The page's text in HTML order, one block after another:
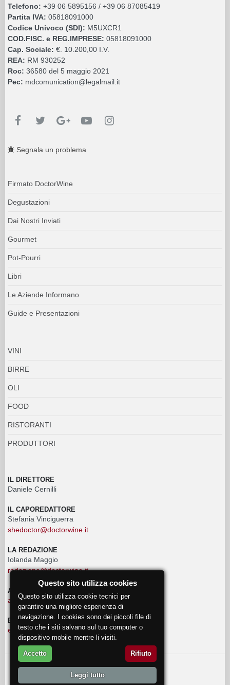
Telefono: +39 06 5895156 / +39 06 87085419
Partita IVA: 05818091000
Codice Univoco (SDI): M5UXCR1
COD.FISC. e REG.IMPRESE: 05818091000
Cap. Sociale: €. 10.200,00 I.V.
REA: RM 930252
Roc: 36580 del 5 maggio 2021
Pec: mdcomunication@legalmail.it
Segnala un problema
Firmato DoctorWine
Degustazioni
Dai Nostri Inviati
Gourmet
Pot-Pourri
Libri
Le Aziende Informano
Guide e Presentazioni
VINI
BIRRE
OLI
FOOD
RISTORANTI
PRODUTTORI
IL DIRETTORE
Daniele Cernilli
IL CAPOREDATTORE
Stefania Vinciguerra
shedoctor@doctorwine.it
LA REDAZIONE
Iolanda Maggio
redazione@doctorwine.it
ADVERTISING
advertising@doctorwine.it
EVENTI
eventi@doctorwine.it
© 2018 DoctorWine .
Questo sito utilizza cookies
Questo sito utilizza cookie tecnici per
garantire una migliore esperienza di
navigazione. I cookies sono dei piccoli file di
testo che i siti salvano sul tuo computer o
dispositivo mobile mentre li visiti.
Accetto Rifiuto
Leggi tutto